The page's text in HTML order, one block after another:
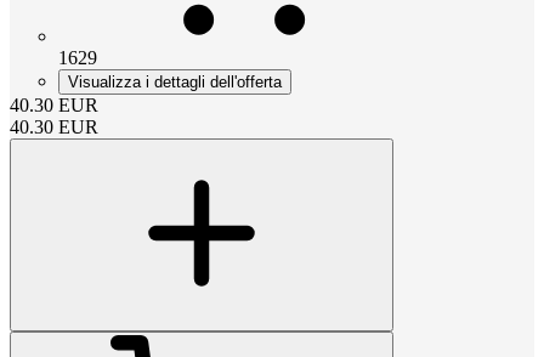
1629
Visualizza i dettagli dell'offerta
40.30 EUR
40.30 EUR